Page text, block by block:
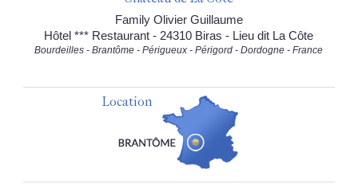
Family Olivier Guillaume
Hôtel *** Restaurant - 24310 Biras - Lieu dit La Côte
Bourdeilles - Brantôme - Périgueux - Périgord - Dordogne - France
Location